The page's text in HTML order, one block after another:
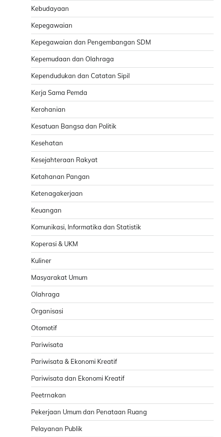
Kebudayaan
Kepegawaian
Kepegawaian dan Pengembangan SDM
Kepemudaan dan Olahraga
Kependudukan dan Catatan Sipil
Kerja Sama Pemda
Kerohanian
Kesatuan Bangsa dan Politik
Kesehatan
Kesejahteraan Rakyat
Ketahanan Pangan
Ketenagakerjaan
Keuangan
Komunikasi, Informatika dan Statistik
Koperasi & UKM
Kuliner
Masyarakat Umum
Olahraga
Organisasi
Otomotif
Pariwisata
Pariwisata & Ekonomi Kreatif
Pariwisata dan Ekonomi Kreatif
Peetrnakan
Pekerjaan Umum dan Penataan Ruang
Pelayanan Publik